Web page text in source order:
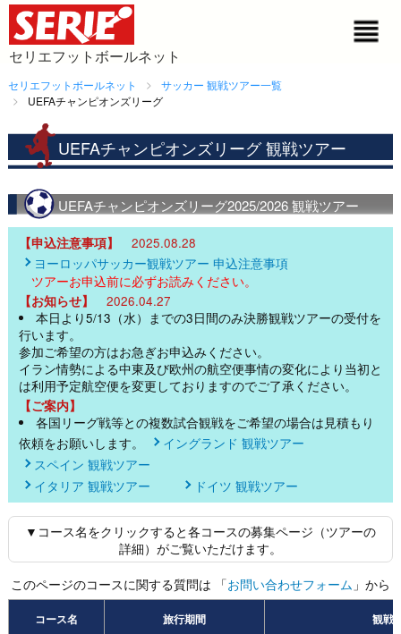
セリエフットボールネット
セリエフットボールネット
サッカー 観戦ツアー一覧
UEFAチャンピオンズリーグ
UEFAチャンピオンズリーグ 観戦ツアー
UEFAチャンピオンズリーグ2025/2026 観戦ツアー
【申込注意事項】
2025.08.28
ヨーロッパサッカー観戦ツアー 申込注意事項
ツアーお申込前に必ずお読みください。
【お知らせ】
2026.04.27
本日より5/13（水）までの3日間のみ決勝観戦ツアーの受付を
行います。
参加ご希望の方はお急ぎお申込みください。
イラン情勢による中東及び欧州の航空便事情の変化により当初と
は利用予定航空便を変更しておりますのでご了承ください。
【ご案内】
各国リーグ戦等との複数試合観戦をご希望の場合は見積もり
依頼をお願いします。
イングランド 観戦ツアー
スペイン 観戦ツアー
イタリア 観戦ツアー
ドイツ 観戦ツアー
▼コース名をクリックすると各コースの募集ページ（ツアーの
詳細）がご覧いただけます。
このページのコースに関する質問は 「お問い合わせフォーム 」から
コース名 旅行期間 観戦